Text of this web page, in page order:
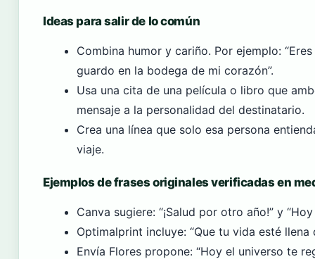
Ideas para salir de lo común
Combina humor y cariño. Por ejemplo:
guardo en la bodega de mi corazón”.
Usa una cita de una película o libro que
mensaje a la personalidad del destinatario.
Crea una línea que solo esa persona
viaje.
Ejemplos de frases originales verificadas en
Canva sugiere: “¡Salud por otro año!” y
Optimalprint incluye: “Que tu vida esté
Envía Flores propone: “Hoy el universo te